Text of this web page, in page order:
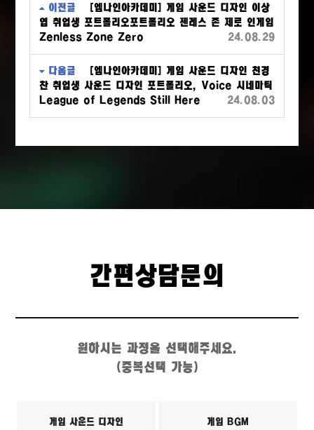
이전글
[엠나인아카데미] 게임 사운드 디자인 이상
엽 취업생 포트폴리오포트폴리오 젠레스 존 제로 인게임
Zenless Zone Zero
24.08.29
다음글
[엠나인아카데미] 게임 사운드 디자인 천경
찬 취업생 사운드 디자인 포트폴리오, Voice 시네마틱
League of Legends Still Here
24.08.03
간편상담문의
원하시는 과정을 선택해주세요.
(중복선택 가능)
게임 사운드 디자인 게임 BGM